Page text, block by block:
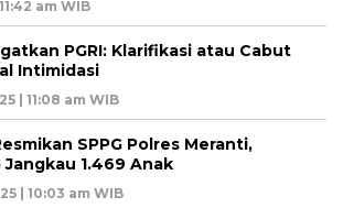
am WIB
PGRI: Klarifikasi atau Cabut
Intimidasi
| 11:08 am WIB
SPPG Polres Meranti,
1.469 Anak
| 10:03 am WIB